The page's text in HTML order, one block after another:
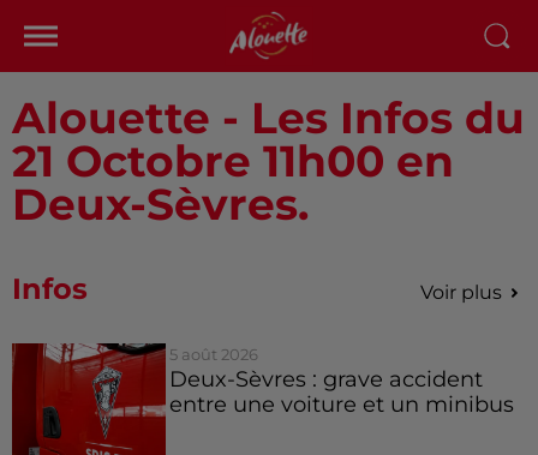
Alouette - Les Infos du
21 Octobre 11h00 en
Deux-Sèvres.
Infos Voir plus
5 août 2026
Deux-Sèvres : grave accident
entre une voiture et un minibus